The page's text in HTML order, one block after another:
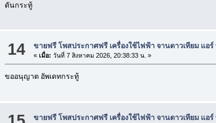
ดันกระทู้
14 ขายฟรี โพสประกาศฟรี เครื่องใช้ไฟฟ้า จานดาวเทียม แอ
«เมื่อ: วันที่ 7 สิงหาคม 2026, 20:38:33 น. »
ขออนุญาต อัพเดทกระทู้
ขายฟรี โพสประกาศฟรี เครื่องใช้ไฟฟ้า จานดาวเทียม แอ